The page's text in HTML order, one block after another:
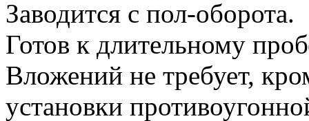
Заводится с пол-оборота.
Готов к длительному
Вложений не требует,
установки